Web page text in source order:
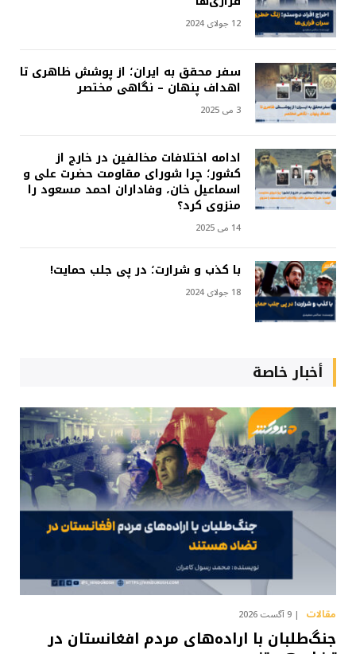
12 جولای 2024
سفر محقق به ایران؛ از پوشش ظاهری تا
اهداف پنهان – نگاهی مختصر
3 می 2025
ادامه اختلافات مخالفین در خارج از
کشور؛ چرا شورای مقاومت حضرت علی و
اسماعیل خان، وفاداران احمد مسعود را
منزوی کرد؟
14 می 2025
با کذب و شرارت؛ در پی جلب حمایت!
18 جولای 2024
أخبار خاصة
مقالات 9 آگست 2026
جنگ‌طلبان با اراده‌های مردم افغانستان در